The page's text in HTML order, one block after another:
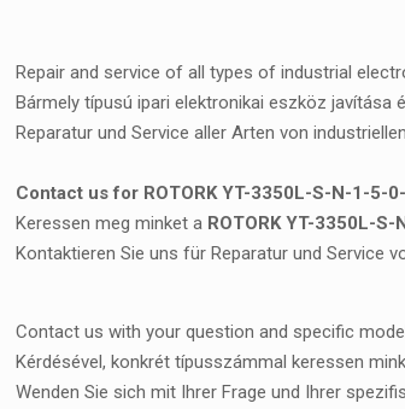
Repair and service of all types of industrial
Bármely típusú ipari elektronikai eszköz javítása
Reparatur und Service aller Arten von
Contact us for ROTORK YT-3350L-S-N-1-5-
Keressen meg minket a ROTORK YT-3350L-
Kontaktieren Sie uns für Reparatur und Service
Contact us with your question and specific
Kérdésével, konkrét típusszámmal keressen
Wenden Sie sich mit Ihrer Frage und Ihrer